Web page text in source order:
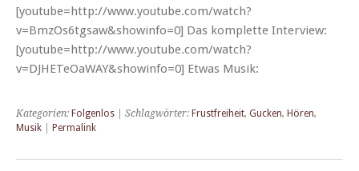
[youtube=http://www.youtube.com/watch?
v=BmzOs6tgsaw&showinfo=0] Das kom­plette Inter­view:
[youtube=http://www.youtube.com/watch?
v=DJHETeOaWAY&showinfo=0] Etwas Musik:
Kategorien: Folgenlos | Schlagwörter: Frustfreiheit, Gucken, Hören,
Musik
Permalink